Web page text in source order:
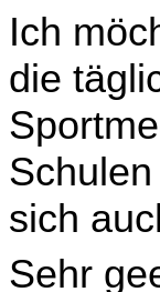
Ich
die
sich
Sehr